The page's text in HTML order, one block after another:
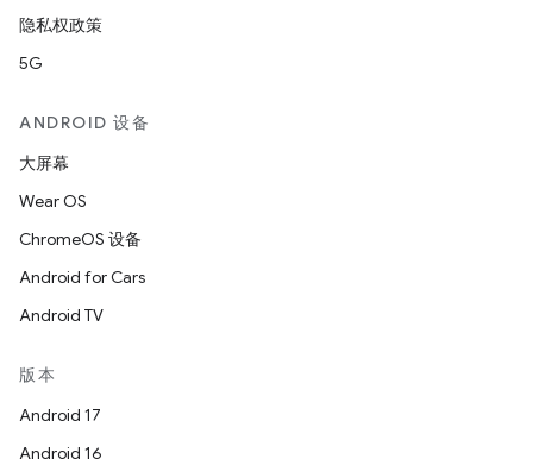
隐私权政策
5G
ANDROID 设备
大屏幕
Wear OS
ChromeOS 设备
Android for Cars
Android TV
版本
Android 17
Android 16